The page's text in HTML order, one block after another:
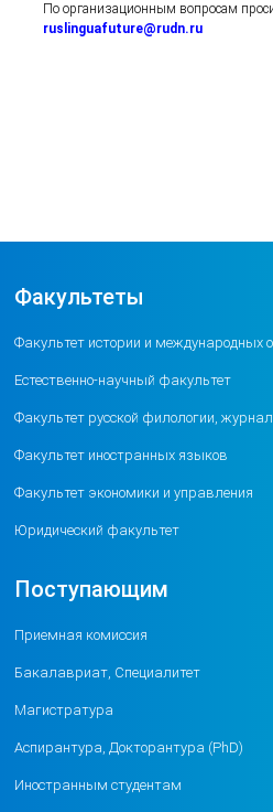
По организационным вопросам
ruslinguafuture@rudn.ru
Факультеты
Факультет истории и международных
Естественно-научный факультет
Факультет русской филологии,
Факультет иностранных языков
Факультет экономики и управления
Юридический факультет
Поступающим
Приемная комиссия
Бакалавриат, Специалитет
Магистратура
Аспирантура, Докторантура (PhD)
Иностранным студентам